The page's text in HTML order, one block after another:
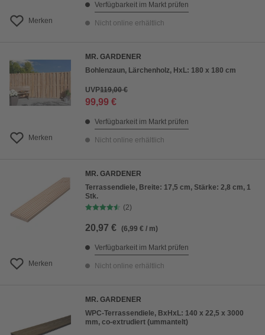
Merken
Verfügbarkeit im Markt prüfen
Nicht online erhältlich
Merken
MR. GARDENER
Bohlenzaun, Lärchenholz, HxL: 180 x 180 cm
UVP119,00 €
99,99 €
Verfügbarkeit im Markt prüfen
Nicht online erhältlich
Merken
MR. GARDENER
Terrassendiele, Breite: 17,5 cm, Stärke: 2,8 cm, 1
Stk.
(2)
20,97 € (6,99 € / m)
Verfügbarkeit im Markt prüfen
Nicht online erhältlich
MR. GARDENER
WPC-Terrassendiele, BxHxL: 140 x 22,5 x 3000
mm, co-extrudiert (ummantelt)